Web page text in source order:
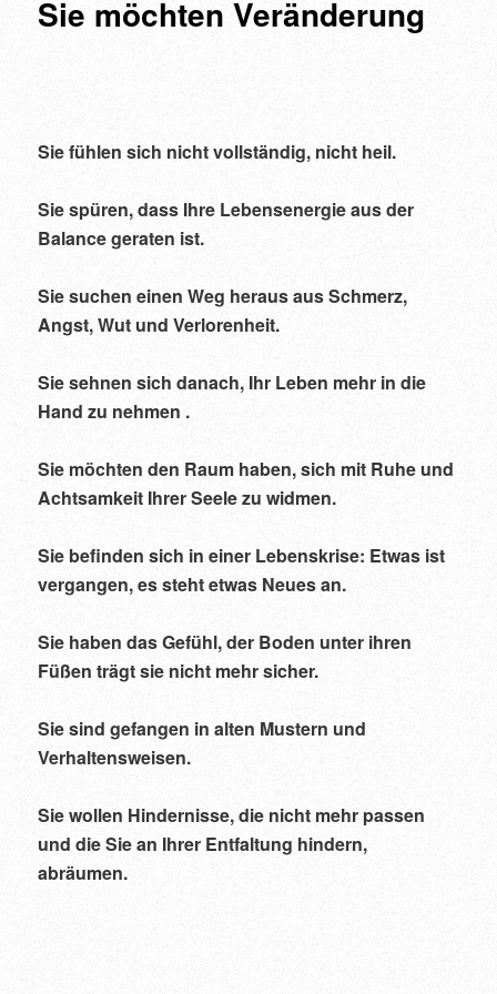
Sie möchten Veränderung
Sie fühlen sich nicht vollständig, nicht heil.
Sie spüren, dass Ihre Lebensenergie aus der
Balance geraten ist.
Sie suchen einen Weg heraus aus Schmerz,
Angst, Wut und Verlorenheit.
Sie sehnen sich danach, Ihr Leben mehr in die
Hand zu nehmen .
Sie möchten den Raum haben, sich mit Ruhe und
Achtsamkeit Ihrer Seele zu widmen.
Sie befinden sich in einer Lebenskrise: Etwas ist
vergangen, es steht etwas Neues an.
Sie haben das Gefühl, der Boden unter ihren
Füßen trägt sie nicht mehr sicher.
Sie sind gefangen in alten Mustern und
Verhaltensweisen.
Sie wollen Hindernisse, die nicht mehr passen
und die Sie an Ihrer Entfaltung hindern,
abräumen.